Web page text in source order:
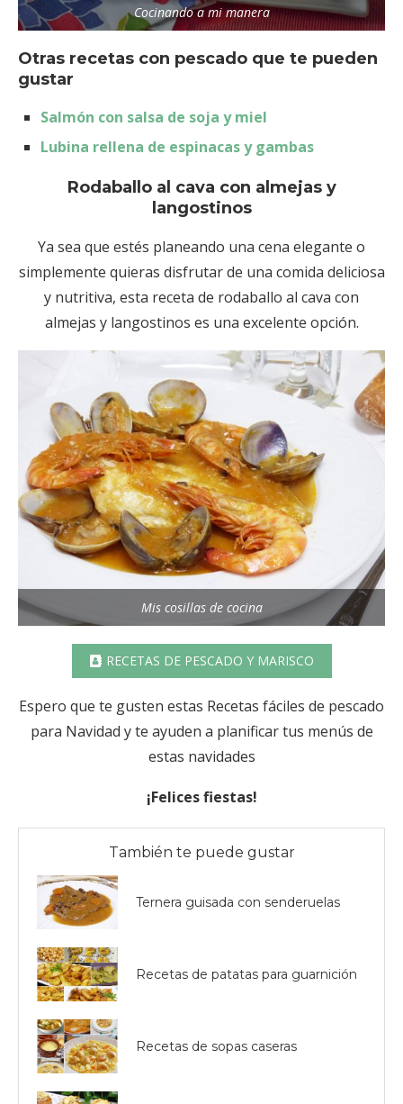
Cocinando a mi manera
Otras recetas con pescado que te pueden
gustar
Salmón con salsa de soja y miel
Lubina rellena de espinacas y gambas
Rodaballo al cava con almejas y
langostinos
Ya sea que estés planeando una cena elegante o
simplemente quieras disfrutar de una comida deliciosa
y nutritiva, esta receta de rodaballo al cava con
almejas y langostinos es una excelente opción.
Mis cosillas de cocina
RECETAS DE PESCADO Y MARISCO
Espero que te gusten estas Recetas fáciles de pescado
para Navidad y te ayuden a planificar tus menús de
estas navidades
¡Felices fiestas!
También te puede gustar
Ternera guisada con senderuelas
Recetas de patatas para guarnición
Recetas de sopas caseras